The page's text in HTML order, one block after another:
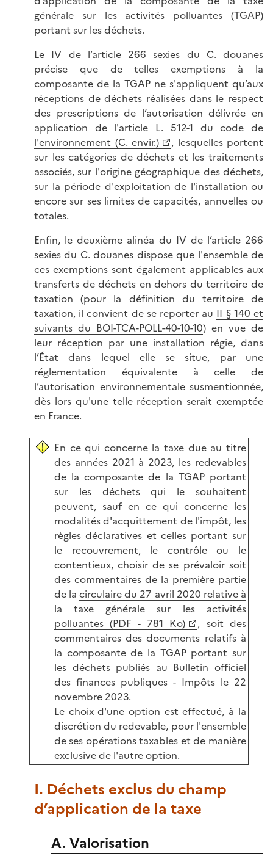
générale sur les activités polluantes (TGAP)
portant sur les déchets.
Le IV de l’article 266 sexies du C. douanes
précise que de telles exemptions à la
composante de la TGAP ne s'appliquent qu’aux
réceptions de déchets réalisées dans le respect
des prescriptions de l’autorisation délivrée en
application de l'article L. 512-1 du code de
l'environnement (C. envir.)
, lesquelles portent
sur les catégories de déchets et les traitements
associés, sur l'origine géographique des déchets,
sur la période d'exploitation de l'installation ou
encore sur ses limites de capacités, annuelles ou
totales.
Enfin, le deuxième alinéa du IV de l’article 266
sexies du C. douanes dispose que l'ensemble de
ces exemptions sont également applicables aux
transferts de déchets en dehors du territoire de
taxation (pour la définition du territoire de
taxation, il convient de se reporter au II § 140 et
suivants du BOI-TCA-POLL-40-10-10) en vue de
leur réception par une installation régie, dans
l’État dans lequel elle se situe, par une
réglementation équivalente à celle de
l’autorisation environnementale susmentionnée,
dès lors qu'une telle réception serait exemptée
en France.
En ce qui concerne la taxe due au titre
des années 2021 à 2023, les redevables
de la composante de la TGAP portant
sur les déchets qui le souhaitent
peuvent, sauf en ce qui concerne les
modalités d'acquittement de l'impôt, les
règles déclaratives et celles portant sur
le recouvrement, le contrôle ou le
contentieux, choisir de se prévaloir soit
des commentaires de la première partie
de lacirculaire du 27 avril 2020 relative à
la taxe générale sur les activités
polluantes (PDF - 781 Ko)
, soit des
commentaires des documents relatifs à
la composante de la TGAP portant sur
les déchets publiés au Bulletin officiel
des finances publiques - Impôts le 22
novembre 2023.
Le choix d'une option est effectué, à la
discrétion du redevable, pour l'ensemble
de ses opérations taxables et de manière
exclusive de l'autre option.
I. Déchets exclus du champ
d’application de la taxe
A. Valorisation